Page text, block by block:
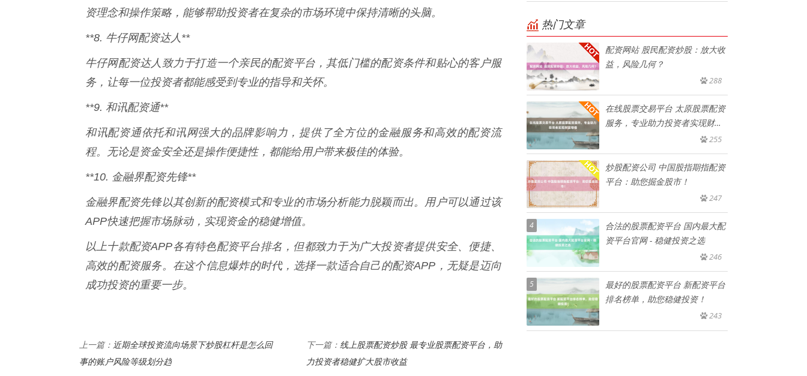
资理念和操作策略，能够帮助投资者在复杂的市场环境中保持清晰的头脑。
**8. 牛仔网配资达人**
牛仔网配资达人致力于打造一个亲民的配资平台，其低门槛的配资条件和贴心的客户服
务，让每一位投资者都能感受到专业的指导和关怀。
**9. 和讯配资通**
和讯配资通依托和讯网强大的品牌影响力，提供了全方位的金融服务和高效的配资流
程。无论是资金安全还是操作便捷性，都能给用户带来极佳的体验。
**10. 金融界配资先锋**
金融界配资先锋以其创新的配资模式和专业的市场分析能力脱颖而出。用户可以通过该
APP快速把握市场脉动，实现资金的稳健增值。
以上十款配资APP各有特色配资平台排名，但都致力于为广大投资者提供安全、便捷、
高效的配资服务。在这个信息爆炸的时代，选择一款适合自己的配资APP，无疑是迈向
成功投资的重要一步。
上一篇： 近期全球投资流向场景下炒股杠杆是怎么回
事的账户风险等级划分趋
下一篇： 线上股票配资炒股 最专业股票配资平台，助
力投资者稳健扩大股市收益
热门文章
配资网站 股民配资炒股：放大收
益，风险几何？
288
在线股票交易平台 太原股票配资
服务，专业助力投资者实现财富
255
炒股配资公司 中国股指期指配资
平台：助您掘金股市！
247
4
合法的股票配资平台 国内最大配
资平台官网 - 稳健投资之选
246
5
最好的股票配资平台 新配资平台
排名榜单，助您稳健投资！
243